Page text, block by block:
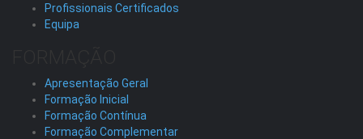
Profissionais Certificados
Equipa
Apresentação Geral
Formação Inicial
Formação Contínua
Formação Complementar